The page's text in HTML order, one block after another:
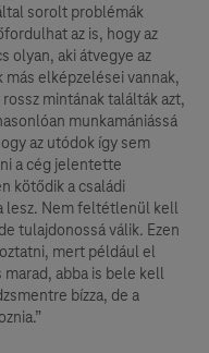
sorolt problémák
az is, hogy az
olyan, aki átvegye az
elképzelései vannak,
mintának találták azt,
munkamániássá
az utódok így sem
a cég jelentette
kötődik a családi
lesz. Nem feltétlenül kell
tulajdonossá válik. Ezen
mert például el
abba is bele kell
bízza, de a